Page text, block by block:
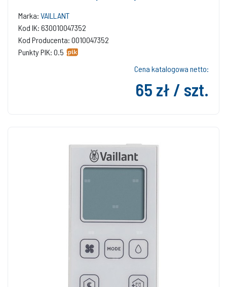
Marka: VAILLANT
Kod IK: 630010047352
Kod Producenta: 0010047352
Punkty PIK: 0.5
Cena katalogowa netto:
65 zł / szt.